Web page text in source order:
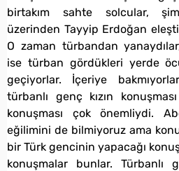
birtakım sahte solcular,
üzerinden Tayyip Erdoğan
O zaman türbandan
ise türban gördükleri yerde
geçiyorlar. İçeriye
türbanlı genç kızın
konuşması çok önemliydi.
eğilimini de bilmiyoruz ama
bir Türk gencinin yapacağı
konuşmalar bunlar. Türbanlı